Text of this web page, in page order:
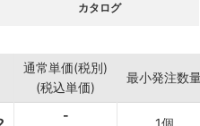
カタログ
通常単価(税別)
(税込単価)
最小発注数
-
1個